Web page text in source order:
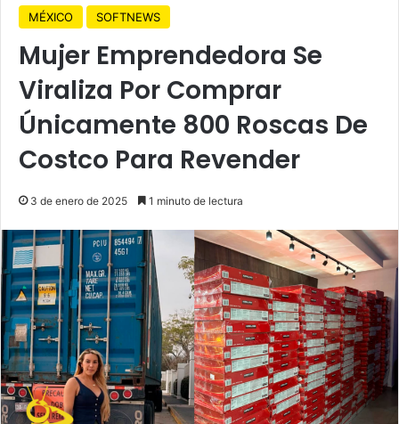
MÉXICO SOFTNEWS
Mujer Emprendedora Se
Viraliza Por Comprar
Únicamente 800 Roscas De
Costco Para Revender
3 de enero de 2025 1 minuto de lectura